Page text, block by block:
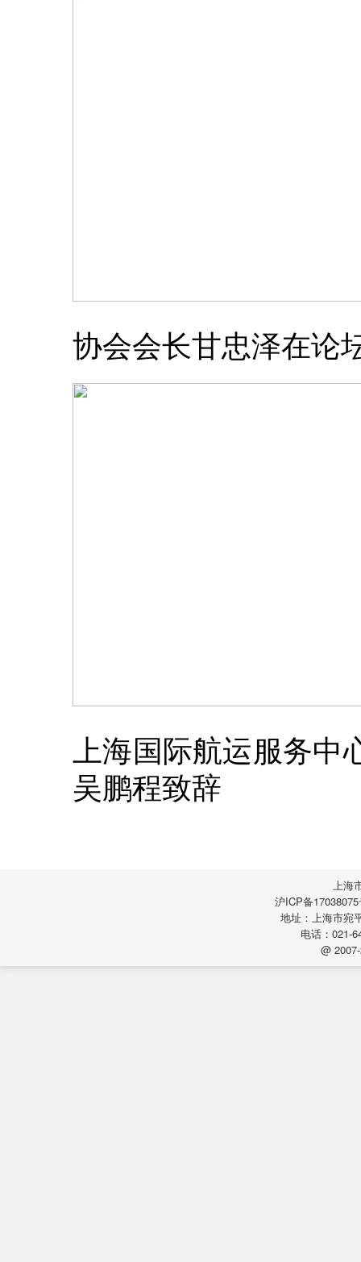
协会会长甘忠泽在论
上海国际航运服务中
吴鹏程致辞
上海
沪ICP备
地址：上海市宛
电话：021-
@